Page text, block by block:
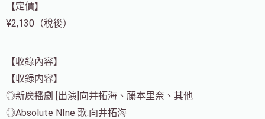
【定價】
¥2,130（稅後）
【收錄內容】
【収録内容】
◎新廣播劇 [出演]向井拓海、藤本里奈、其他
◎Absolute NIne 歌:向井拓海